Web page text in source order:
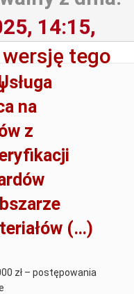
14:15,
tego
na
z
(…)
zł – postępowania